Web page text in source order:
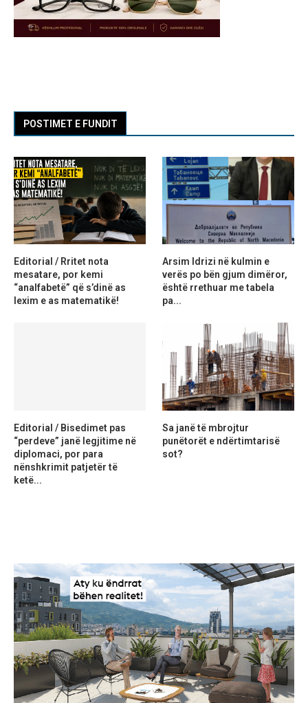
POSTIMET E FUNDIT
Editorial / Rritet nota
mesatare, por kemi
“analfabetë” që s’dinë as
lexim e as matematikë!
Arsim Idrizi në kulmin e
verës po bën gjum dimëror,
është rrethuar me tabela
pa...
Editorial / Bisedimet pas
“perdeve” janë legjitime në
diplomaci, por para
nënshkrimit patjetër të
ketë...
Sa janë të mbrojtur
punëtorët e ndërtimtarisë
sot?